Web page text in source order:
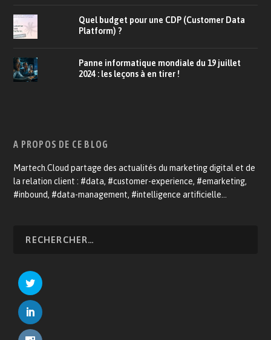
Quel budget pour une CDP (Customer Data
Platform) ?
Panne informatique mondiale du 19 juillet
2024 : les leçons à en tirer !
A PROPOS DE CE BLOG
Martech.Cloud partage des actualités du marketing digital et de
la relation client : #data, #customer-experience, #emarketing,
#inbound, #data-management, #intelligence artificielle…